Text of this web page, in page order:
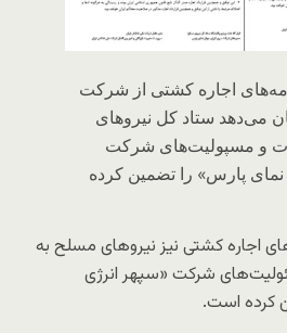
اجاره کشتی از شرکت
می‌دهد ستاد کل نیروهای
و مسپولیت‌های شرکت
پارس» را تضمین کرده
اجاره کشتی نیز نیروهای مسلح به
شرکت «سپهر انرژی
کرده است.